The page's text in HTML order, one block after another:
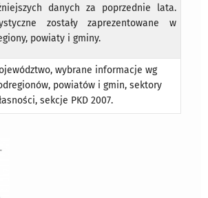
danych za poprzednie lata.
zostały zaprezentowane w
powiaty i gminy.
wybrane informacje wg
powiatów i gmin, sektory
sekcje PKD 2007.